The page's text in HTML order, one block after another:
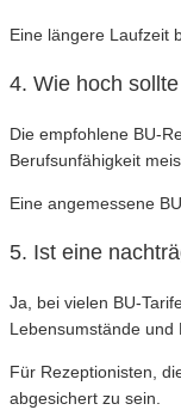
Eine längere Laufzeit
4. Wie hoch
Die empfohlene BU-
Berufsunfähigkeit
Eine angemessene
5. Ist eine
Ja, bei vielen BU-
Lebensumstände
Für Rezeptionisten,
abgesichert zu sein.